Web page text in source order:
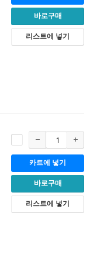
바로구매
리스트에 넣기
카트에 넣기
바로구매
리스트에 넣기